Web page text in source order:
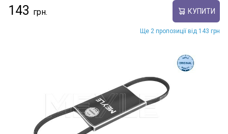
143 КУПИТИ
Ще 2 пропозиції від 143 грн